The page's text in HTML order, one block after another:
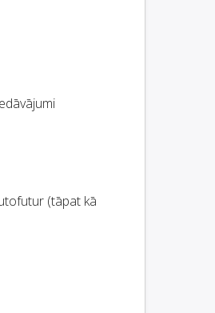
(tāpat kā